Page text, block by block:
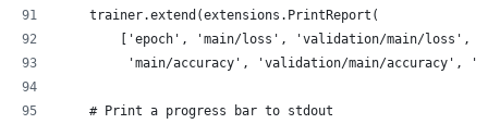
    trainer.extend(extensions.PrintReport(
        ['epoch', 'main/loss', 'validation/main/loss',
'main/accuracy', 'validation/main/accuracy',
    # Print a progress bar to stdout